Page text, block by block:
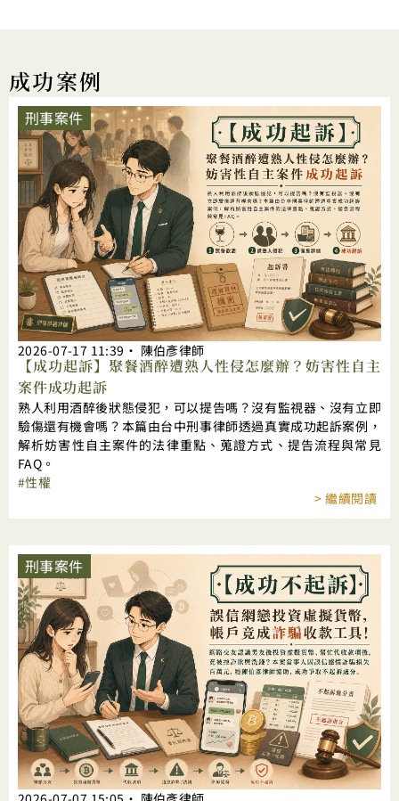
成功案例
刑事案件
2026-07-17 11:39 ‧ 陳伯彥律師
【成功起訴】聚餐酒醉遭熟人性侵怎麼辦？妨害性自主
案件成功起訴
熟人利用酒醉後狀態侵犯，可以提告嗎？沒有監視器、沒有立即
驗傷還有機會嗎？本篇由台中刑事律師透過真實成功起訴案例，
解析妨害性自主案件的法律重點、蒐證方式、提告流程與常見
FAQ。
性權
> 繼續閱讀
刑事案件